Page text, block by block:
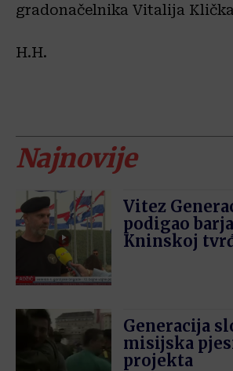
gradonačelnika Vitalija
H.H.
Najnovije
Vitez
podigao
Kninskoj
Generacija
misijska
projekta